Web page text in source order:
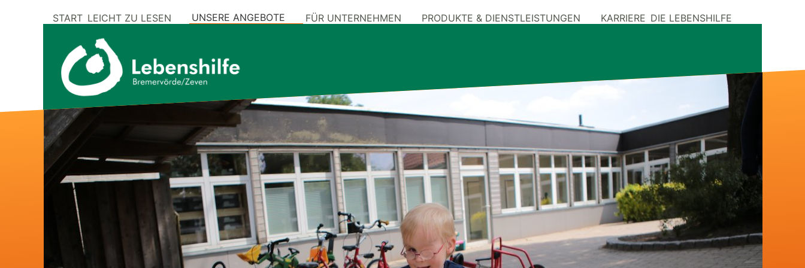
START LEICHT ZU LESEN UNSERE ANGEBOTE FÜR UNTERNEHMEN PRODUKTE & DIENSTLEISTUNGEN KARRIERE DIE LEBENSHILFE